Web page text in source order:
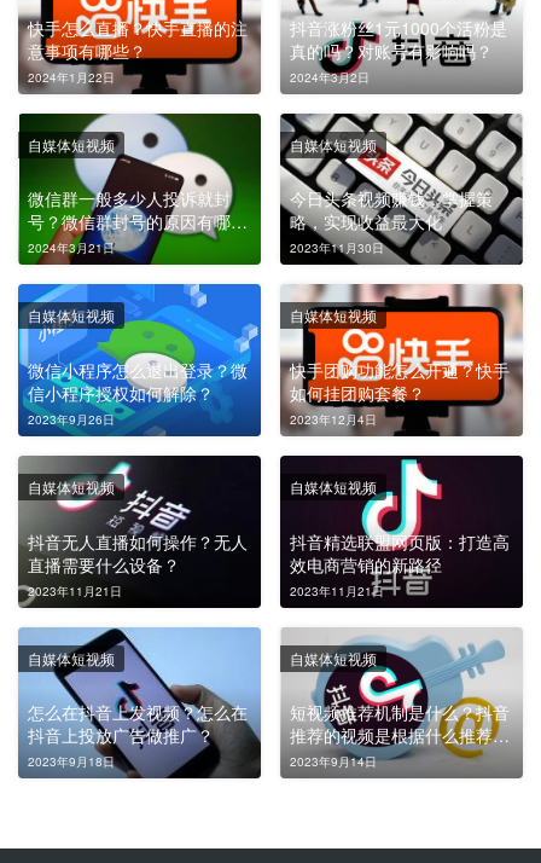
快手怎么直播？快手直播的注
意事项有哪些？
2024年1月22日
抖音涨粉丝1元1000个活粉是
真的吗？对账号有影响吗？
2024年3月2日
微信群一般多少人投诉就封
号？微信群封号的原因有哪
些？
2024年3月21日
自媒体短视频
今日头条视频赚钱：掌握策
略，实现收益最大化
2023年11月30日
自媒体短视频
微信小程序怎么退出登录？微
信小程序授权如何解除？
2023年9月26日
自媒体短视频
快手团购功能怎么开通？快手
如何挂团购套餐？
2023年12月4日
自媒体短视频
抖音无人直播如何操作？无人
直播需要什么设备？
2023年11月21日
自媒体短视频
抖音精选联盟网页版：打造高
效电商营销的新路径
2023年11月21日
自媒体短视频
怎么在抖音上发视频？怎么在
抖音上投放广告做推广？
2023年9月18日
自媒体短视频
短视频推荐机制是什么？抖音
推荐的视频是根据什么推荐
的？
2023年9月14日
自媒体短视频